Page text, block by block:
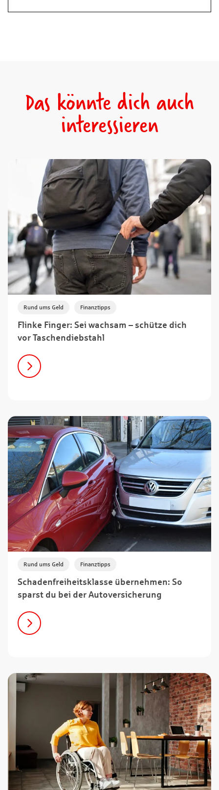
Das könnte dich auch
interessieren
Flinke Finger: Sei wachsam – schütze dich
vor Taschendiebstahl
Rund ums Geld Finanztipps
Schadenfreiheitsklasse übernehmen: So
sparst du bei der Autoversicherung
Rund ums Geld Finanztipps